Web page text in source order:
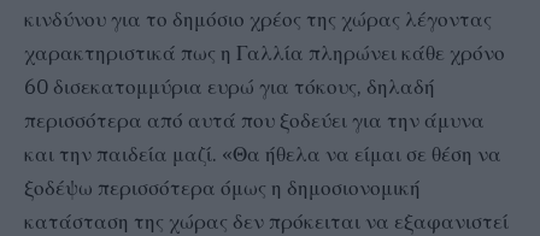
κινδύνου για το δημόσιο χρέος της χώρας λέγοντας
χαρακτηριστικά πως η Γαλλία πληρώνει κάθε χρόνο
60 δισεκατομμύρια ευρώ για τόκους, δηλαδή
περισσότερα από αυτά που ξοδεύει για την άμυνα
και την παιδεία μαζί. «Θα ήθελα να είμαι σε θέση να
ξοδέψω περισσότερα όμως η δημοσιονομική
κατάσταση της χώρας δεν πρόκειται να εξαφανιστεί